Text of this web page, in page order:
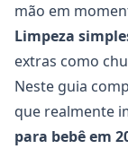
mão em
Limpeza
extras como
Neste guia
que realmente
para bebê em